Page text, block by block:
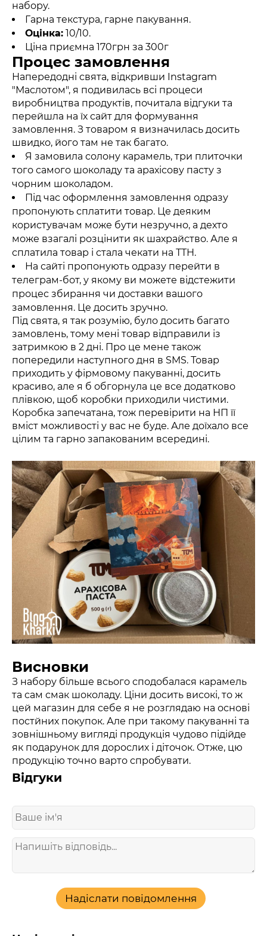
набору.
Гарна текстура, гарне пакування.
Оцінка: 10/10.
Ціна приємна 170грн за 300г
Процес замовлення
Напередодні свята, відкривши Instagram
"Маслотом", я подивилась всі процеси
виробництва продуктів, почитала відгуки та
перейшла на їх сайт для формування
замовлення. З товаром я визначилась досить
швидко, його там не так багато.
Я замовила солону карамель, три плиточки
того самого шоколаду та арахісову пасту з
чорним шоколадом.
Під час оформлення замовлення одразу
пропонують сплатити товар. Це деяким
користувачам може бути незручно, а дехто
може взагалі розцінити як шахрайство. Але я
сплатила товар і стала чекати на ТТН.
На сайті пропонують одразу перейти в
телеграм-бот, у якому ви можете відстежити
процес збирання чи доставки вашого
замовлення. Це досить зручно.
Під свята, я так розумію, було досить багато
замовлень, тому мені товар відправили із
затримкою в 2 дні. Про це мене також
попередили наступного дня в SMS. Товар
приходить у фірмовому пакуванні, досить
красиво, але я б обгорнула це все додатково
плівкою, щоб коробки приходили чистими.
Коробка запечатана, тож перевірити на НП її
вміст можливості у вас не буде. Але доїхало все
цілим та гарно запакованим всередині.
Висновки
З набору більше всього сподобалася карамель
та сам смак шоколаду. Ціни досить високі, то ж
цей магазин для себе я не розглядаю на основі
постйних покупок. Але при такому пакуванні та
зовнішньому вигляді продукція чудово підійде
як подарунок для дорослих і діточок. Отже, цю
продукцію точно варто спробувати.
Відгуки
Надіслати повідомлення